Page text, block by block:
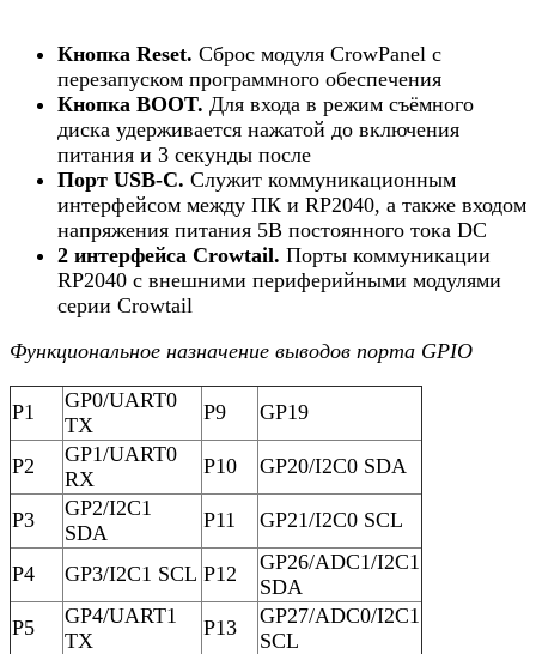
Кнопка Reset. Сброс модуля CrowPanel с
перезапуском программного обеспечения
Кнопка BOOT. Для входа в режим съёмного
диска удерживается нажатой до включения
питания и 3 секунды после
Порт USB-C. Служит коммуникационным
интерфейсом между ПК и RP2040, а также входом
напряжения питания 5В постоянного тока DC
2 интерфейса Crowtail. Порты коммуникации
RP2040 с внешними периферийными модулями
серии Crowtail
Функциональное назначение выводов порта GPIO
P1
GP0/UART0
TX
P9 GP19
P2
GP1/UART0
RX
P10 GP20/I2C0 SDA
P3
GP2/I2C1
SDA
P11 GP21/I2C0 SCL
P4 GP3/I2C1 SCL P12
GP26/ADC1/I2C1
SDA
P5
GP4/UART1
TX
P13
GP27/ADC0/I2C1
SCL